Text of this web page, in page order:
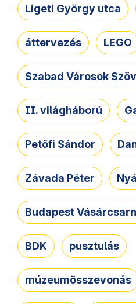
Ligeti György utca
áttervezés LEGO
Szabad Városok
II. világháború
Petőfi Sándor
Závada Péter
Budapest
BDK pusztulás
múzeumösszevonás